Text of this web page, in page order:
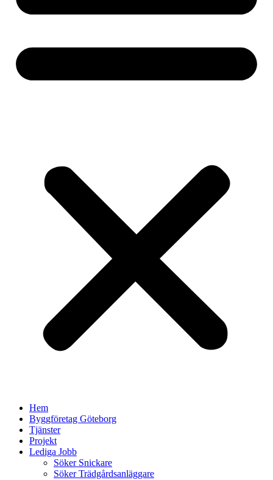
Hem
Byggföretag Göteborg
Tjänster
Projekt
Lediga Jobb
Söker Snickare
Söker Trädgårdsanläggare